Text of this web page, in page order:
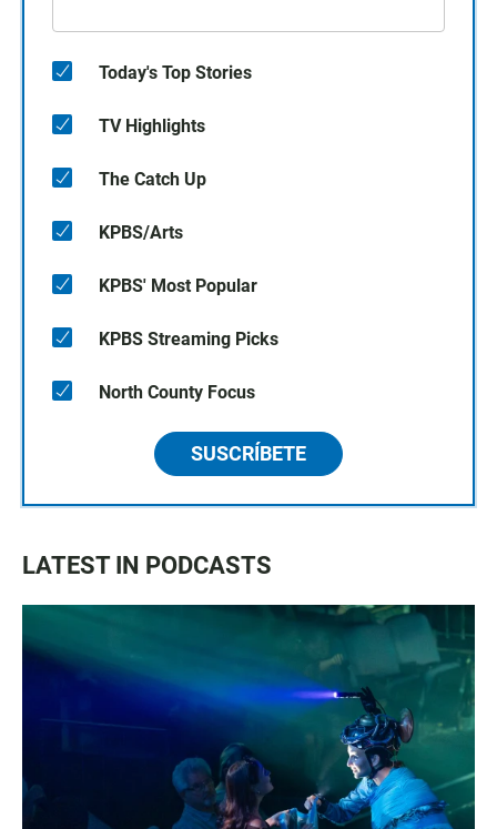
Today's Top Stories
TV Highlights
The Catch Up
KPBS/Arts
KPBS' Most Popular
KPBS Streaming Picks
North County Focus
SUSCRÍBETE
LATEST IN PODCASTS